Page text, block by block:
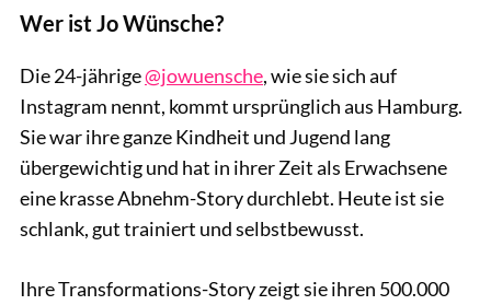
Wer ist Jo Wünsche?
Die 24-jährige@jowuensche, wie sie sich auf
Instagram nennt, kommt ursprünglich aus Hamburg.
Sie war ihre ganze Kindheit und Jugend lang
übergewichtig und hat in ihrer Zeit als Erwachsene
eine krasse Abnehm-Story durchlebt. Heute ist sie
schlank, gut trainiert und selbstbewusst.
Ihre Transformations-Story zeigt sie ihren 500.000